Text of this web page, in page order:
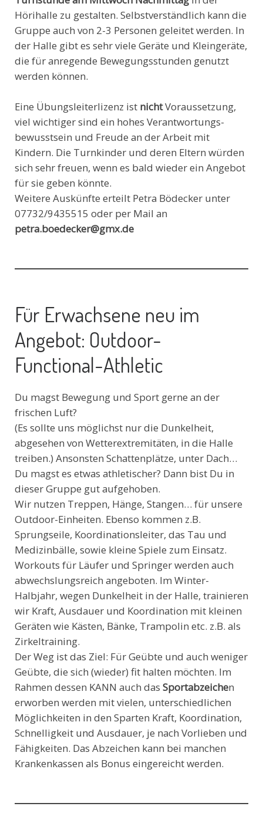
Hörihalle zu gestalten. Selbstverständlich kann die
Gruppe auch von 2-3 Personen geleitet werden. In
der Halle gibt es sehr viele Geräte und Kleingeräte,
die für anregende Bewegungsstunden genutzt
werden können.
Eine Übungsleiterlizenz ist nichtVoraussetzung,
viel wichtiger sind ein hohes Verantwortungs-
bewusstsein und Freude an der Arbeit mit
Kindern. Die Turnkinder und deren Eltern würden
sich sehr freuen, wenn es bald wieder ein Angebot
für sie geben könnte.
Weitere Auskünfte erteilt Petra Bödecker unter
07732/9435515 oder per Mail an
petra.boedecker@gmx.de
Für Erwachsene neu im
Angebot: Outdoor-
Functional-Athletic
Du magst Bewegung und Sport gerne an der
frischen Luft?
(Es sollte uns möglichst nur die Dunkelheit,
abgesehen von Wetterextremitäten, in die Halle
treiben.) Ansonsten Schattenplätze, unter Dach…
Du magst es etwas athletischer? Dann bist Du in
dieser Gruppe gut aufgehoben.
Wir nutzen Treppen, Hänge, Stangen… für unsere
Outdoor-Einheiten. Ebenso kommen z.B.
Sprungseile, Koordinationsleiter, das Tau und
Medizinbälle, sowie kleine Spiele zum Einsatz.
Workouts für Läufer und Springer werden auch
abwechslungsreich angeboten. Im Winter-
Halbjahr, wegen Dunkelheit in der Halle, trainieren
wir Kraft, Ausdauer und Koordination mit kleinen
Geräten wie Kästen, Bänke, Trampolin etc. z.B. als
Zirkeltraining.
Der Weg ist das Ziel: Für Geübte und auch weniger
Geübte, die sich (wieder) fit halten möchten. Im
Rahmen dessen KANN auch das Sportabzeichen
erworben werden mit vielen, unterschiedlichen
Möglichkeiten in den Sparten Kraft, Koordination,
Schnelligkeit und Ausdauer, je nach Vorlieben und
Fähigkeiten. Das Abzeichen kann bei manchen
Krankenkassen als Bonus eingereicht werden.